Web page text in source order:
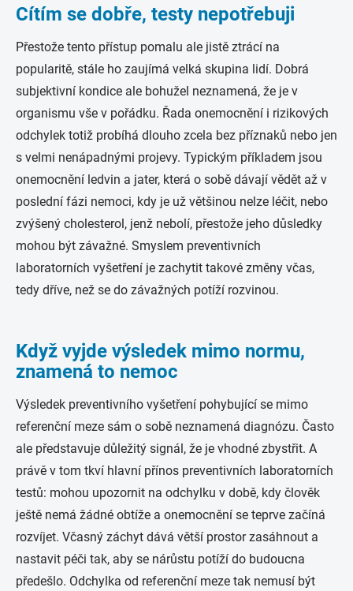
Cítím se dobře, testy nepotřebuji
Přestože tento přístup pomalu ale jistě ztrácí na
popularitě, stále ho zaujímá velká skupina lidí. Dobrá
subjektivní kondice ale bohužel neznamená, že je v
organismu vše v pořádku. Řada onemocnění i rizikových
odchylek totiž probíhá dlouho zcela bez příznaků nebo jen
s velmi nenápadnými projevy. Typickým příkladem jsou
onemocnění ledvin a jater, která o sobě dávají vědět až v
poslední fázi nemoci, kdy je už většinou nelze léčit, nebo
zvýšený cholesterol, jenž nebolí, přestože jeho důsledky
mohou být závažné. Smyslem preventivních
laboratorních vyšetření je zachytit takové změny včas,
tedy dříve, než se do závažných potíží rozvinou.
Když vyjde výsledek mimo normu,
znamená to nemoc
Výsledek preventivního vyšetření pohybující se mimo
referenční meze sám o sobě neznamená diagnózu. Často
ale představuje důležitý signál, že je vhodné zbystřit. A
právě v tom tkví hlavní přínos preventivních laboratorních
testů: mohou upozornit na odchylku v době, kdy člověk
ještě nemá žádné obtíže a onemocnění se teprve začíná
rozvíjet. Včasný záchyt dává větší prostor zasáhnout a
nastavit péči tak, aby se nárůstu potíží do budoucna
předešlo. Odchylka od referenční meze tak nemusí být